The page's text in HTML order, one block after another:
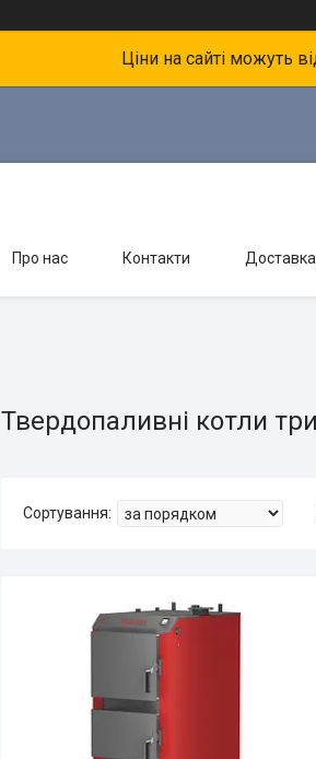
Ціни на сайті можуть
Про нас Контакти
Твердопаливні котли